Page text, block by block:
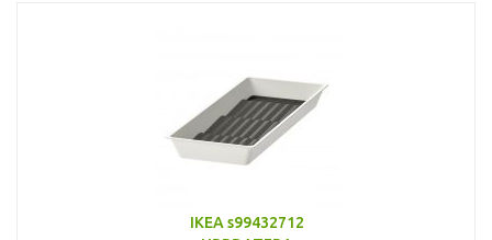
IKEA s99432712